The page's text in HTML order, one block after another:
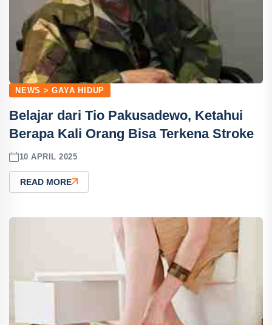
NEWS > GAYA HIDUP
Belajar dari Tio Pakusadewo, Ketahui
Berapa Kali Orang Bisa Terkena Stroke
10 APRIL 2025
READ MORE